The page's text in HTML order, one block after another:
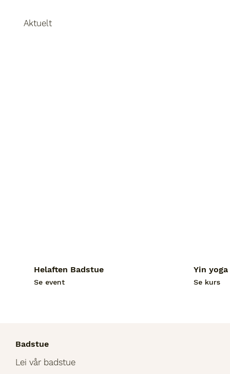
Aktuelt
Helaften Badstue
Se event
Yin
Se kurs
Badstue
Lei vår badstue